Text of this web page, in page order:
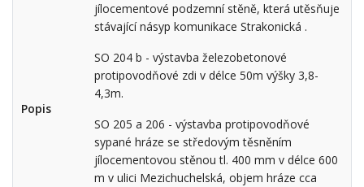
Popis
jílocementové podzemní stěně, která utěsňuje
stávající násyp komunikace Strakonická .
SO 204 b - výstavba železobetonové
protipovodňové zdi v délce 50m výšky 3,8-
4,3m.
SO 205 a 206 - výstavba protipovodňové
sypané hráze se středovým těsněním
jílocementovou stěnou tl. 400 mm v délce 600
m v ulici Mezichuchelská, objem hráze cca